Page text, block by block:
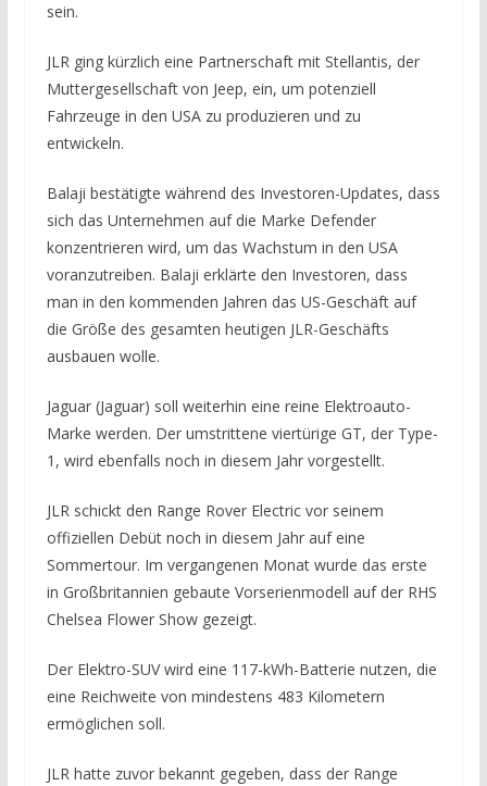
sein.
JLR ging kürzlich eine Partnerschaft mit Stellantis, der
Muttergesellschaft von Jeep, ein, um potenziell
Fahrzeuge in den USA zu produzieren und zu
entwickeln.
Balaji bestätigte während des Investoren-Updates, dass
sich das Unternehmen auf die Marke Defender
konzentrieren wird, um das Wachstum in den USA
voranzutreiben. Balaji erklärte den Investoren, dass
man in den kommenden Jahren das US-Geschäft auf
die Größe des gesamten heutigen JLR-Geschäfts
ausbauen wolle.
Jaguar (Jaguar) soll weiterhin eine reine Elektroauto-
Marke werden. Der umstrittene viertürige GT, der Type-
1, wird ebenfalls noch in diesem Jahr vorgestellt.
JLR schickt den Range Rover Electric vor seinem
offiziellen Debüt noch in diesem Jahr auf eine
Sommertour. Im vergangenen Monat wurde das erste
in Großbritannien gebaute Vorserienmodell auf der RHS
Chelsea Flower Show gezeigt.
Der Elektro-SUV wird eine 117-kWh-Batterie nutzen, die
eine Reichweite von mindestens 483 Kilometern
ermöglichen soll.
JLR hatte zuvor bekannt gegeben, dass der Range